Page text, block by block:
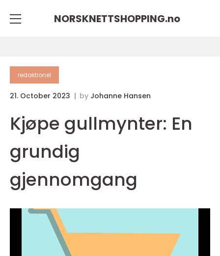
NORSKNETTSHOPPING.no
redaktionel
21. October 2023 by Johanne Hansen
Kjøpe gullmynter: En
grundig
gjennomgang